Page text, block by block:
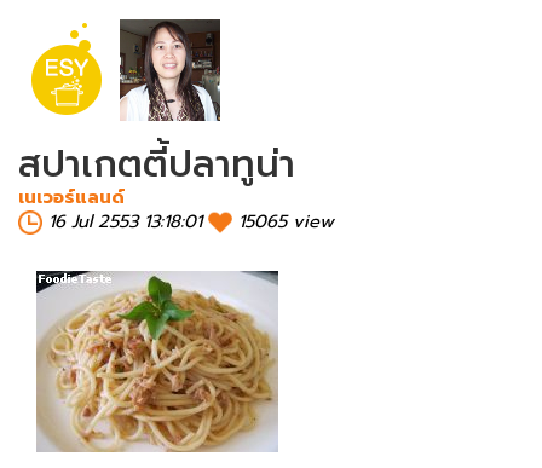
สปาเกตตี้ปลาทูน่า
เนเวอร์แลนด์
16 Jul 2553 13:18:01
15065 view